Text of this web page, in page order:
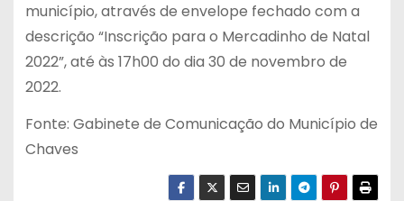
município, através de envelope fechado com a
descrição “Inscrição para o Mercadinho de Natal
2022”, até às 17h00 do dia 30 de novembro de
2022.
Fonte: Gabinete de Comunicação do Município de
Chaves